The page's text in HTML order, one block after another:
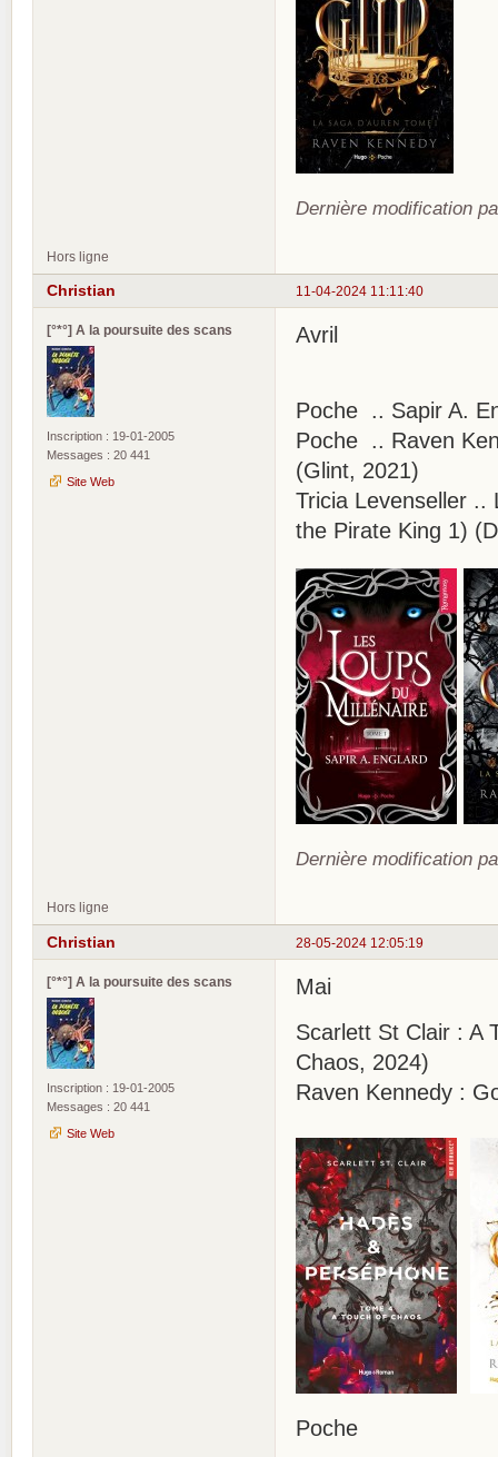
Dernière modification
Hors ligne
11-04-2024 11:11:40
Christian
[°*°] A la poursuite des scans
Inscription : 19-01-2005
Messages : 20 441
Site Web
Avril
Poche .. Sapir A.
Poche .. Raven
(Glint, 2021)
Tricia Levenseller ..
the Pirate King 1)
Dernière modification
Hors ligne
28-05-2024 12:05:19
Christian
[°*°] A la poursuite des scans
Inscription : 19-01-2005
Messages : 20 441
Site Web
Mai
Scarlett St Clair : A
Chaos, 2024)
Raven Kennedy :
Poche